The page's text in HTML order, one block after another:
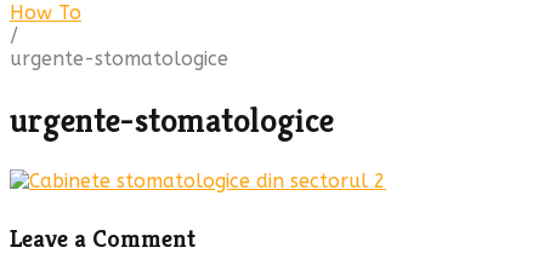
How To
/
urgente-stomatologice
urgente-stomatologice
Leave a Comment